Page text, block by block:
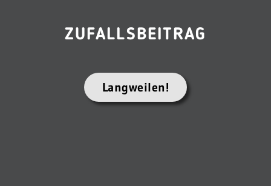
ZUFALLSBEITRAG
Langweilen!